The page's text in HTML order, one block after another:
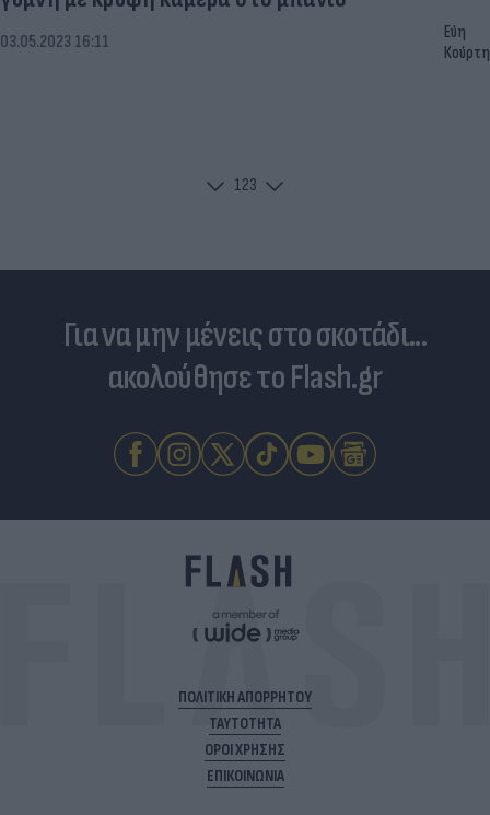
03.05.2023 16:11
Εύη
Κούρτη
123
Για να μην μένεις στο σκοτάδι...
ακολούθησε το Flash.gr
ΠΟΛΙΤΙΚΗ ΑΠΟΡΡΗΤΟΥ
ΤΑΥΤΟΤΗΤΑ
ΟΡΟΙ ΧΡΗΣΗΣ
ΕΠΙΚΟΙΝΩΝΙΑ